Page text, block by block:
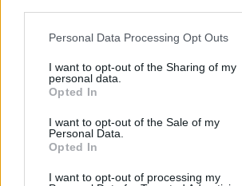
Please note that this website/app uses one
not limited to your visit or usage behaviour.
grant or deny consent to Google and its
use your data for below specified purposes
consent section.
Personal Data Processing Opt Outs
I want to opt-out of the Sharing of my
personal data.
Opted In
I want to opt-out of the Sale of my
Personal Data.
Opted In
I want to opt-out of processing my
Lecsaptak az ukránok Belgorodra
HÍREK egy órája